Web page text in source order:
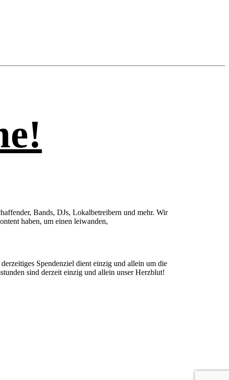
Bands, DJs, Lokalbetreibern und mehr. Wir
haben, um einen leiwanden,
Spendenziel dient einzig und allein um die
sind derzeit einzig und allein unser Herzblut!